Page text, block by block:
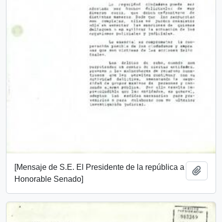
[Mensaje de S.E. El Presidente de la república a
Honorable Senado]